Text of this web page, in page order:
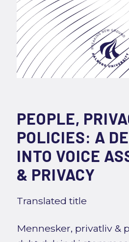
PEOPLE,
POLICIES: A
INTO VOICE
& PRIVACY
Translated title
Mennesker, privatliv &